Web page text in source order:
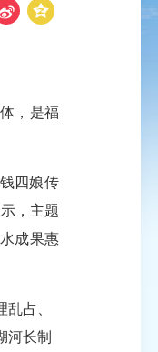

，是福
四娘传
，主题
成果惠
占、
河长制